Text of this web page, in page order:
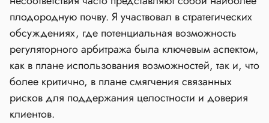
плодородную почву. Я участвовал в стратегических
обсуждениях, где потенциальная возможность
регуляторного арбитража была ключевым аспектом,
как в плане использования возможностей, так и, что
более критично, в плане смягчения связанных
рисков для поддержания целостности и доверия
клиентов.